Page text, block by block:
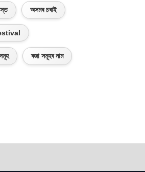
অসমৰ চৰাই
ৰজা সমূহৰ নাম